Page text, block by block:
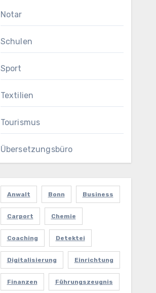
Notar
Schulen
Sport
Textilien
Tourismus
Übersetzungsbüro
Anwalt Bonn Business
Carport Chemie
Coaching Detektei
Digitalisierung Einrichtung
Finanzen Führungszeugnis